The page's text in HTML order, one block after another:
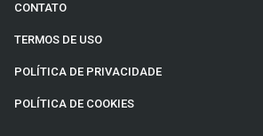
CONTATO
TERMOS DE USO
POLÍTICA DE PRIVACIDADE
POLÍTICA DE COOKIES